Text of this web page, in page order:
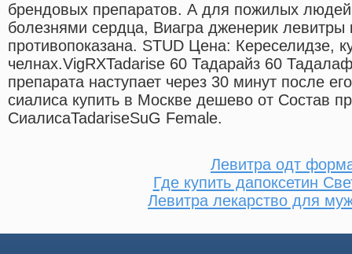
брендовых препаратов. А для пожилых
болезнями сердца, Виагра дженерик левитры
противопоказана. STUD Цена: Кереселидзе,
челнах.VigRXTadarise 60 Тадарайз 60
препарата наступает через 30 минут после
сиалиса купить в Москве дешево от Состав
СиалисаTadariseSuG Female.
Левитра одт
Где купить дапоксетин
Левитра лекарство для